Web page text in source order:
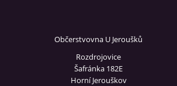
Občerstvovna U Jeroušků
Rozdrojovice
Šafránka 182E
Horní Jerouškov